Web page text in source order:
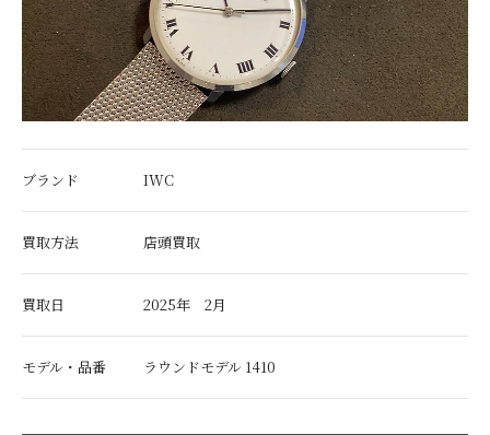
ブランド IWC
買取方法 店頭買取
買取日 2025年 2月
モデル・品番 ラウンドモデル 1410